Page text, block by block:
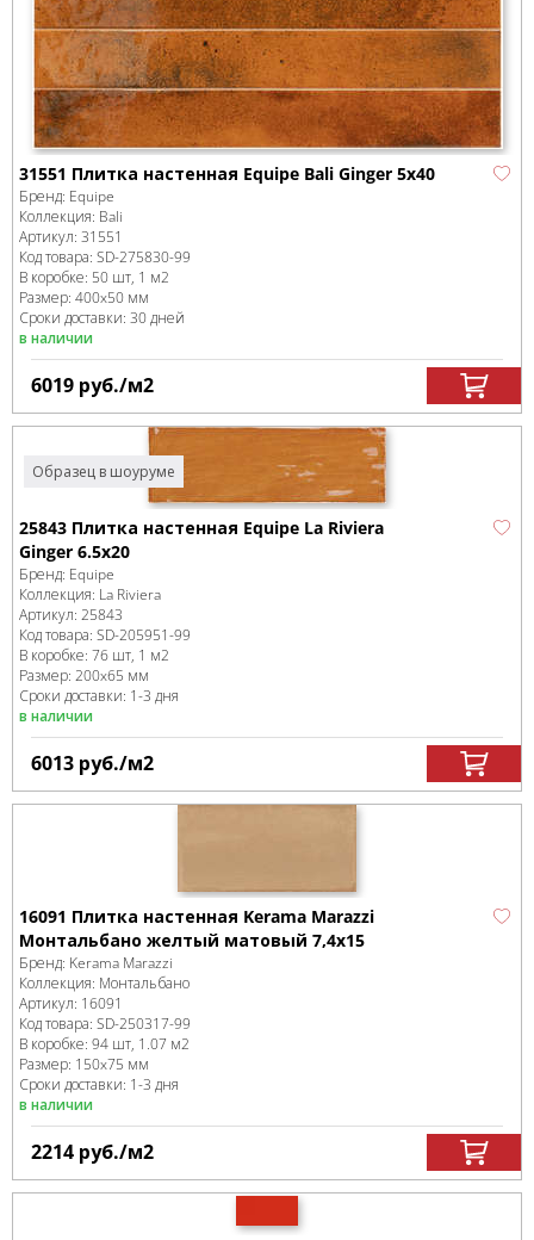
31551 Плитка настенная Equipe Bali Ginger 5x40
Бренд: Equipe
Коллекция: Bali
Артикул: 31551
Код товара: SD-275830-99
В коробке: 50 шт, 1 м2
Размер: 400x50 мм
Сроки доставки: 30 дней
в наличии
6019 руб./м2
Образец в шоуруме
25843 Плитка настенная Equipe La Riviera
Ginger 6.5x20
Бренд: Equipe
Коллекция: La Riviera
Артикул: 25843
Код товара: SD-205951-99
В коробке: 76 шт, 1 м2
Размер: 200x65 мм
Сроки доставки: 1-3 дня
в наличии
6013 руб./м2
16091 Плитка настенная Kerama Marazzi
Монтальбано желтый матовый 7,4x15
Бренд: Kerama Marazzi
Коллекция: Монтальбано
Артикул: 16091
Код товара: SD-250317-99
В коробке: 94 шт, 1.07 м2
Размер: 150x75 мм
Сроки доставки: 1-3 дня
в наличии
2214 руб./м2